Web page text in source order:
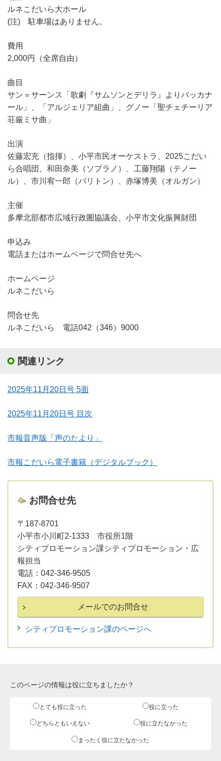
ルネこだいら大ホール
(注) 駐車場はありません。
費用
2,000円（全席自由）
曲目
サン＝サーンス「歌劇『サムソンとデリラ』よりバッカナ
ール」、「アルジェリア組曲」、グノー「聖チェチーリア
荘厳ミサ曲」
出演
佐藤宏充（指揮）、小平市民オーケストラ、2025こだい
ら合唱団、和田奈美（ソプラノ）、工藤翔陽（テノー
ル）、市川宥一郎（バリトン）、赤塚博美（オルガン）
主催
多摩北部都市広域行政圏協議会、小平市文化振興財団
申込み
電話またはホームページで問合せ先へ
ホームページ
ルネこだいら
問合せ先
ルネこだいら 電話042（346）9000
関連リンク
2025年11月20日号 5面
2025年11月20日号 目次
市報音声版「声のたより」
市報こだいら電子書籍（デジタルブック）
お問合せ先
〒187-8701
小平市小川町2-1333 市役所1階
シティプロモーション課シティプロモーション・広
報担当
電話： 042-346-9505
FAX： 042-346-9507
シティプロモーション課のページへ
このページの情報は役に立ちましたか？
とても役に立った 役に立った
どちらともいえない 役に立たなかった
まったく役に立たなかった